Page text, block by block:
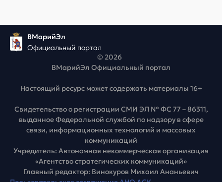
ВМарийЭл
Официальный портал
© 2026
ВМарийЭл Официальный портал
Настоящий ресурс может содержать материалы 16+
Свидетельство о регистрации СМИ ЭЛ № ФС 77 – 86311,
выданное Федеральной службой по надзору в сфере
связи, информационных технологий и массовых
коммуникаций
Учредитель: Автономная некоммерческая организация
«Агентство стратегических коммуникаций»
Главный редактор: Винокуров Михаил Ананьевич